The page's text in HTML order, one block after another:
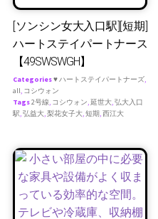
[ソンシン女大入口駅][短期]
ハートステイパートナース
【49SWSWGH】
Categories♥ ハートステイパートナーズ,
all, コシウォン
Tags2号線, コシウォン,延世大,弘大入口
駅,弘益大,梨花女子大,短期,西江大